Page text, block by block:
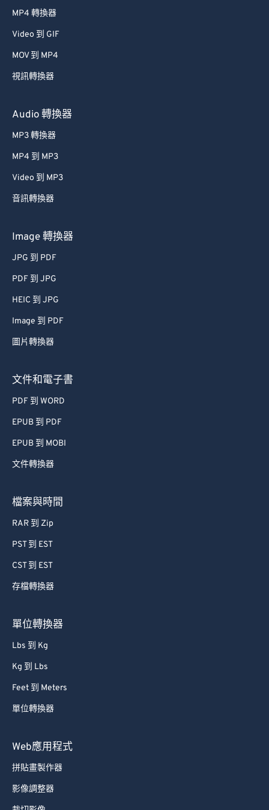
MP4 轉換器
Video 到 GIF
MOV 到 MP4
視訊轉換器
Audio 轉換器
MP3 轉換器
MP4 到 MP3
Video 到 MP3
音訊轉換器
Image 轉換器
JPG 到 PDF
PDF 到 JPG
HEIC 到 JPG
Image 到 PDF
圖片轉換器
文件和電子書
PDF 到 WORD
EPUB 到 PDF
EPUB 到 MOBI
文件轉換器
檔案與時間
RAR 到 Zip
PST 到 EST
CST 到 EST
存檔轉換器
單位轉換器
Lbs 到 Kg
Kg 到 Lbs
Feet 到 Meters
單位轉換器
Web應用程式
拼貼畫製作器
影像調整器